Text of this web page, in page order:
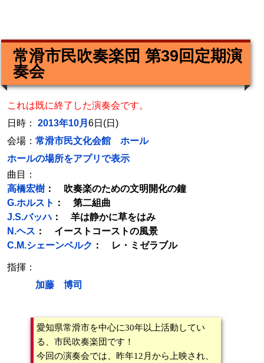
常滑市民吹奏楽団 第39回定期演
奏会
これは既に終了した演奏会です。
日時： 2013年10月 6日(日)
会場： 常滑市民文化会館 ホール
ホールの場所をアプリで表示
曲目：
高橋宏樹 ： 吹奏楽のための文明開化の鐘
G.ホルスト ： 第二組曲
J.S.バッハ ： 羊は静かに草をはみ
N.ヘス ： イーストコーストの風景
C.M.シェーンベルク ： レ・ミゼラブル
指揮：
加藤 博司
愛知県常滑市を中心に30年以上活動してい
る、市民吹奏楽団です！
今回の演奏会では、昨年12月から上映され、